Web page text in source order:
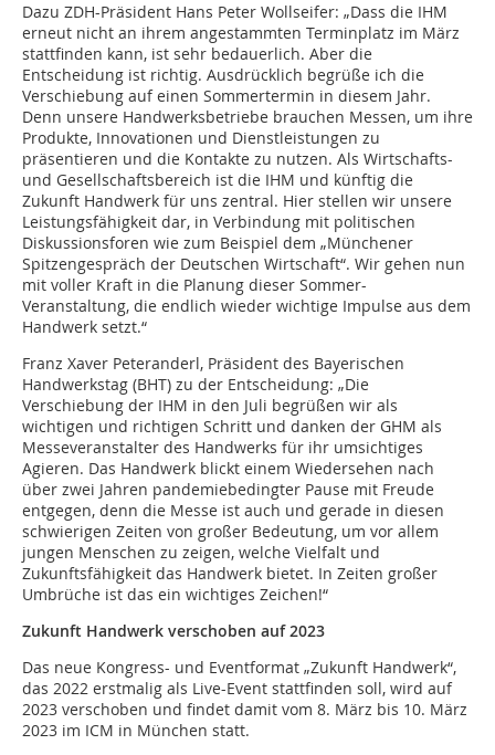
Dazu ZDH-Präsident Hans Peter Wollseifer: „Dass die IHM
erneut nicht an ihrem angestammten Terminplatz im März
stattfinden kann, ist sehr bedauerlich. Aber die
Entscheidung ist richtig. Ausdrücklich begrüße ich die
Verschiebung auf einen Sommertermin in diesem Jahr.
Denn unsere Handwerksbetriebe brauchen Messen, um ihre
Produkte, Innovationen und Dienstleistungen zu
präsentieren und die Kontakte zu nutzen. Als Wirtschafts-
und Gesellschaftsbereich ist die IHM und künftig die
Zukunft Handwerk für uns zentral. Hier stellen wir unsere
Leistungsfähigkeit dar, in Verbindung mit politischen
Diskussionsforen wie zum Beispiel dem „Münchener
Spitzengespräch der Deutschen Wirtschaft“. Wir gehen nun
mit voller Kraft in die Planung dieser Sommer-
Veranstaltung, die endlich wieder wichtige Impulse aus dem
Handwerk setzt.“
Franz Xaver Peteranderl, Präsident des Bayerischen
Handwerkstag (BHT) zu der Entscheidung: „Die
Verschiebung der IHM in den Juli begrüßen wir als
wichtigen und richtigen Schritt und danken der GHM als
Messeveranstalter des Handwerks für ihr umsichtiges
Agieren. Das Handwerk blickt einem Wiedersehen nach
über zwei Jahren pandemiebedingter Pause mit Freude
entgegen, denn die Messe ist auch und gerade in diesen
schwierigen Zeiten von großer Bedeutung, um vor allem
jungen Menschen zu zeigen, welche Vielfalt und
Zukunftsfähigkeit das Handwerk bietet. In Zeiten großer
Umbrüche ist das ein wichtiges Zeichen!“
Zukunft Handwerk verschoben auf 2023
Das neue Kongress- und Eventformat „Zukunft Handwerk“,
das 2022 erstmalig als Live-Event stattfinden soll, wird auf
2023 verschoben und findet damit vom 8. März bis 10. März
2023 im ICM in München statt.